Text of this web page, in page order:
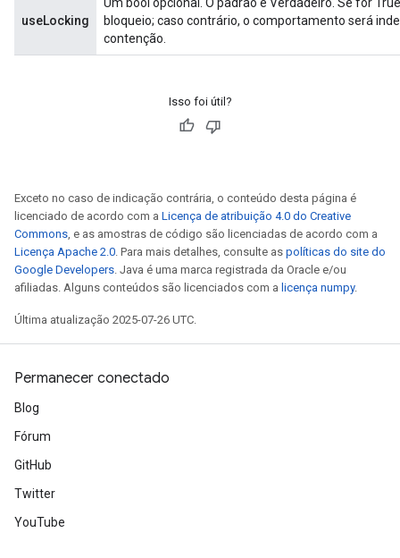
useLocking
bloqueio; caso contrário, o comportamento será
contenção.
Isso foi útil?
Exceto no caso de indicação contrária, o conteúdo desta página é
licenciado de acordo com a Licença de atribuição 4.0 do Creative
Commons, e as amostras de código são licenciadas de acordo com a
Licença Apache 2.0. Para mais detalhes, consulte as políticas do site do
Google Developers. Java é uma marca registrada da Oracle e/ou
afiliadas. Alguns conteúdos são licenciados com a licença numpy.
Última atualização 2025-07-26 UTC.
Permanecer conectado
Blog
Fórum
GitHub
Twitter
YouTube